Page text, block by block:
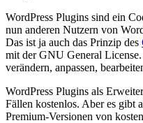
WordPress Plugins sind ein
nun anderen Nutzern von
Das ist ja auch das Prinzip des
mit der GNU General
verändern, anpassen,
WordPress Plugins als
Fällen kostenlos. Aber es gibt
Premium-Versionen von